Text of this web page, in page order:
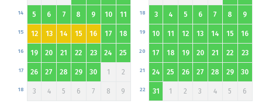
5
14 6 7 8 9 10 11
12
15 13 14 15 16 17 18
19
16 20 21 22 23 24 25
26
17 27 28 29 30 1 2
3
18 4 5 6 7 8 9
3
18 4 5 6 7 8 9
10
19 11 12 13 14 15 16
17
20 18 19 20 21 22 23
24
21 25 26 27 28 29 30
31
22 1 2 3 4 5 6